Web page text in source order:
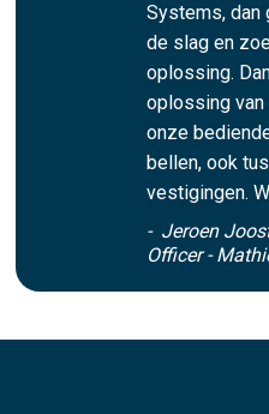
Systems, dan
de slag en
oplossing.
oplossing van
onze
bellen, ook
vestigingen.
- Jeroen
Officer -